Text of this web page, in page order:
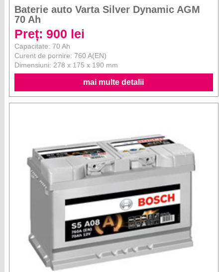
Baterie auto Varta Silver Dynamic AGM
70 Ah
Preț: 900 lei
Capacitate: 70 Ah
Curent de pornire: 760 A(EN)
Dimensiuni: 278 x 175 x 190 mm
mai multe detalii